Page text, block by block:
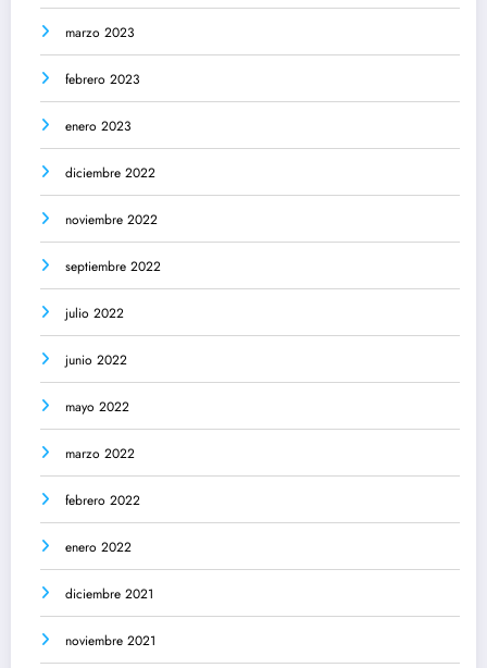
marzo 2023
febrero 2023
enero 2023
diciembre 2022
noviembre 2022
septiembre 2022
julio 2022
junio 2022
mayo 2022
marzo 2022
febrero 2022
enero 2022
diciembre 2021
noviembre 2021